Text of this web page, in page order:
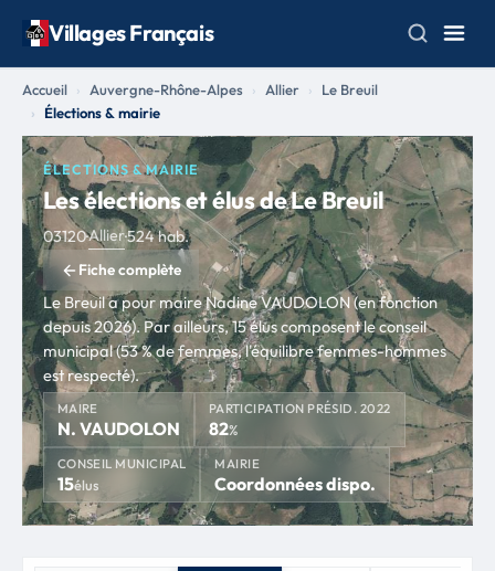
Villages Français
Accueil Auvergne-Rhône-Alpes Allier
Le Breuil
Élections & mairie
ÉLECTIONS & MAIRIE
Les élections et élus de Le Breuil
03120·Allier·524 hab.
Fiche complète
Le Breuil a pour maire Nadine VAUDOLON (en fonction
depuis 2026). Par ailleurs, 15 élus composent le conseil
municipal (53 % de femmes, l'équilibre femmes-hommes
est respecté).
MAIRE
N. VAUDOLON
PARTICIPATION PRÉSID. 2022
82%
CONSEIL MUNICIPAL
15élus
MAIRIE
Coordonnées dispo.